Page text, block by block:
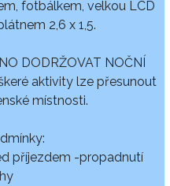
fotbálkem, velkou LCD
2,6 x 1,5.
DODRŽOVAT NOČNÍ
aktivity lze přesunout
místnosti.
příjezdem -propadnutí